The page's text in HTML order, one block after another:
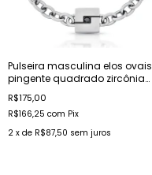
Pulseira masculina elos ovais
pingente quadrado zircônia
em aço
R$175,00
R$166,25 com Pix
2 x de R$87,50 sem juros